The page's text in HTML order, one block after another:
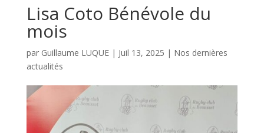
Lisa Coto Bénévole du
mois
par Guillaume LUQUE| Juil 13, 2025 | Nos dernières
actualités